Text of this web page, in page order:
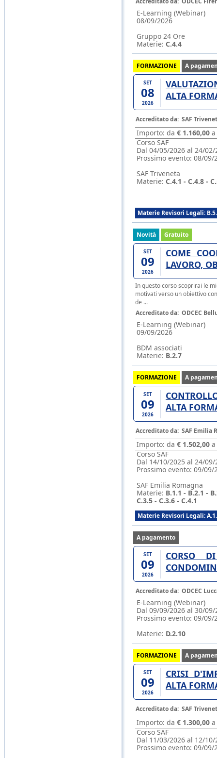
E-Learning (Webinar)
08/09/2026
Gruppo 24 Ore
Materie: C.4.4
FORMAZIONE A
SET
08
2026
ALTA
Accreditato da: SAF
Importo: da € 1.160,00 a
Corso SAF
Dal 04/05/2026 al 24/
Prossimo evento: 08/09/
SAF Triveneta
Materie: C.4.1 - C.4.8 -
Materie Revisori Legali:
Novità Gratuito
SET
09
2026
COME
LAVORO,
In questo corso scoprirai le
motivati verso un obiettivo
de ...
Accreditato da: ODCEC
E-Learning (Webinar)
09/09/2026
BDM associati
Materie: B.2.7
FORMAZIONE A
SET
09
2026
ALTA
Accreditato da: SAF Emilia
Importo: da € 1.502,00 a
Corso SAF
Dal 14/10/2025 al 24/
Prossimo evento: 09/09/
SAF Emilia Romagna
Materie: B.1.1 - B.2.1 -
C.3.5 - C.3.6 - C.4.1
Materie Revisori Legali:
A pagamento
SET
09
2026
CORSO
Accreditato da: ODCEC
E-Learning (Webinar)
Dal 09/09/2026 al 30/
Prossimo evento: 09/09/
Materie: D.2.10
FORMAZIONE A
SET
09
2026
CRISI
ALTA
Accreditato da: SAF
Importo: da € 1.300,00 a
Corso SAF
Dal 11/03/2026 al 12/
Prossimo evento: 09/09/